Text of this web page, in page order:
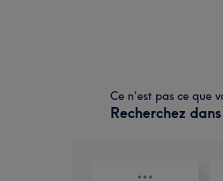
Ce n'est pas ce que
Recherchez